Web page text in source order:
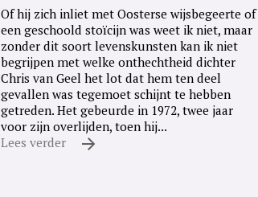
Of hij zich inliet met Oosterse wijsbegeerte of
een geschoold stoïcijn was weet ik niet, maar
zonder dit soort levenskunsten kan ik niet
begrijpen met welke onthechtheid dichter
Chris van Geel het lot dat hem ten deel
gevallen was tegemoet schijnt te hebben
getreden. Het gebeurde in 1972, twee jaar
voor zijn overlijden, toen hij...
Lees verder